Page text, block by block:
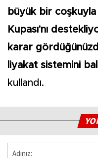
büyük bir
Kupası'nı
karar
liyakat sistemini
kullandı.